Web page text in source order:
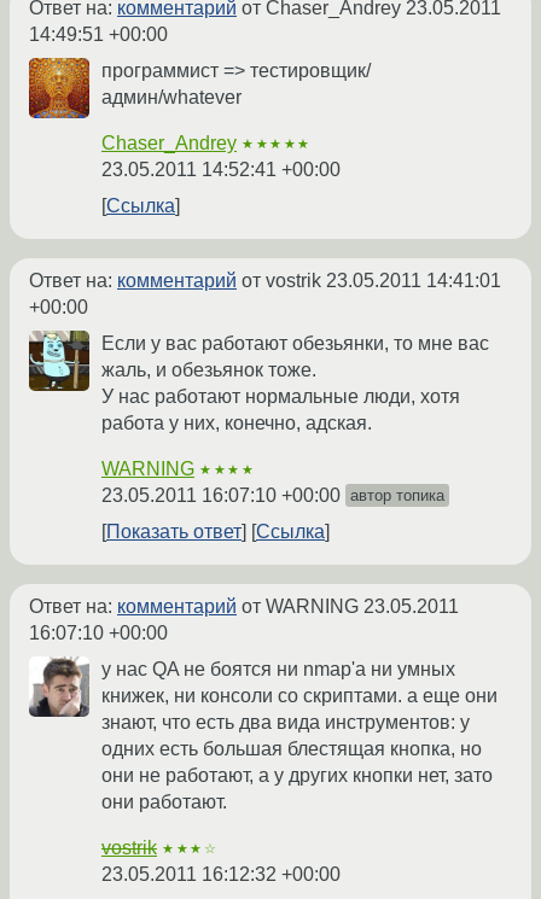
Ответ на: комментарий от Chaser_Andrey 23.05.2011
14:49:51 +00:00
программист => тестировщик/
админ/whatever
Chaser_Andrey ★★★★★
23.05.2011 14:52:41 +00:00
Ссылка
Ответ на: комментарий от vostrik 23.05.2011 14:41:01
+00:00
Если у вас работают обезьянки, то мне вас
жаль, и обезьянок тоже.
У нас работают нормальные люди, хотя
работа у них, конечно, адская.
WARNING ★★★★
23.05.2011 16:07:10 +00:00 автор топика
Показать ответ Ссылка
Ответ на: комментарий от WARNING 23.05.2011
16:07:10 +00:00
у нас QA не боятся ни nmap'а ни умных
книжек, ни консоли со скриптами. а еще они
знают, что есть два вида инструментов: у
одних есть большая блестящая кнопка, но
они не работают, а у других кнопки нет, зато
они работают.
vostrik ★★★☆
23.05.2011 16:12:32 +00:00